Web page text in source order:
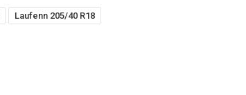
Laufenn 205/40 R18